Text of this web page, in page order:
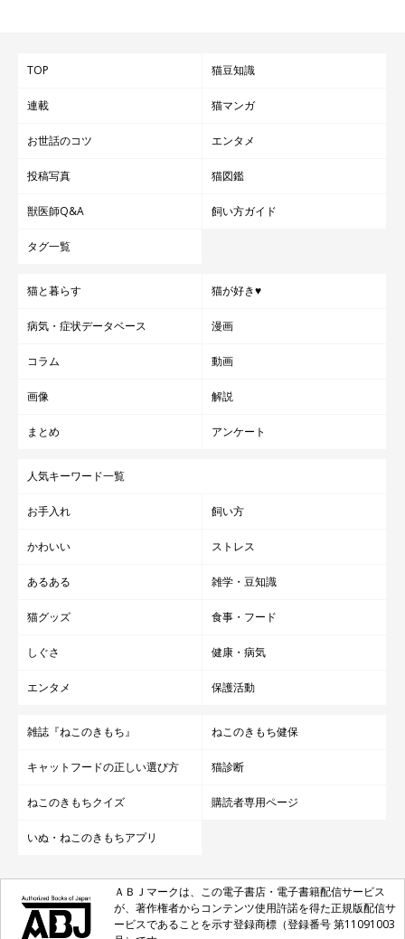
TOP 猫豆知識
連載 猫マンガ
お世話のコツ エンタメ
投稿写真 猫図鑑
獣医師Q&A 飼い方ガイド
タグ一覧
猫と暮らす 猫が好き♥
病気・症状データベース 漫画
コラム 動画
画像 解説
まとめ アンケート
人気キーワード一覧
お手入れ 飼い方
かわいい ストレス
あるある 雑学・豆知識
猫グッズ 食事・フード
しぐさ 健康・病気
エンタメ 保護活動
雑誌『ねこのきもち』 ねこのきもち健保
キャットフードの正しい選び方 猫診断
ねこのきもちクイズ 購読者専用ページ
いぬ・ねこのきもちアプリ
ＡＢＪマークは、この電子書店・電子書籍配信サービス
が、著作権者からコンテンツ使用許諾を得た正規版配信サ
ービスであることを示す登録商標（登録番号 第11091003